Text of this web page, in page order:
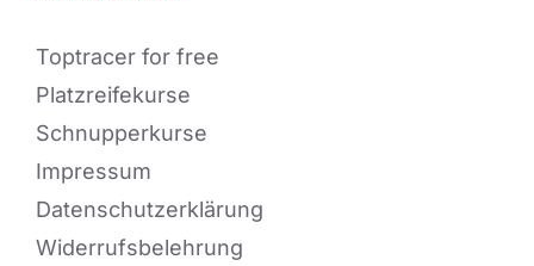
Toptracer for free
Platzreifekurse
Schnupperkurse
Impressum
Datenschutzerklärung
Widerrufsbelehrung